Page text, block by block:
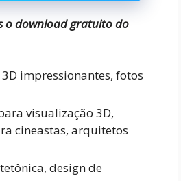
o download gratuito do
impressionantes, fotos
visualização 3D,
cineastas, arquitetos
design de